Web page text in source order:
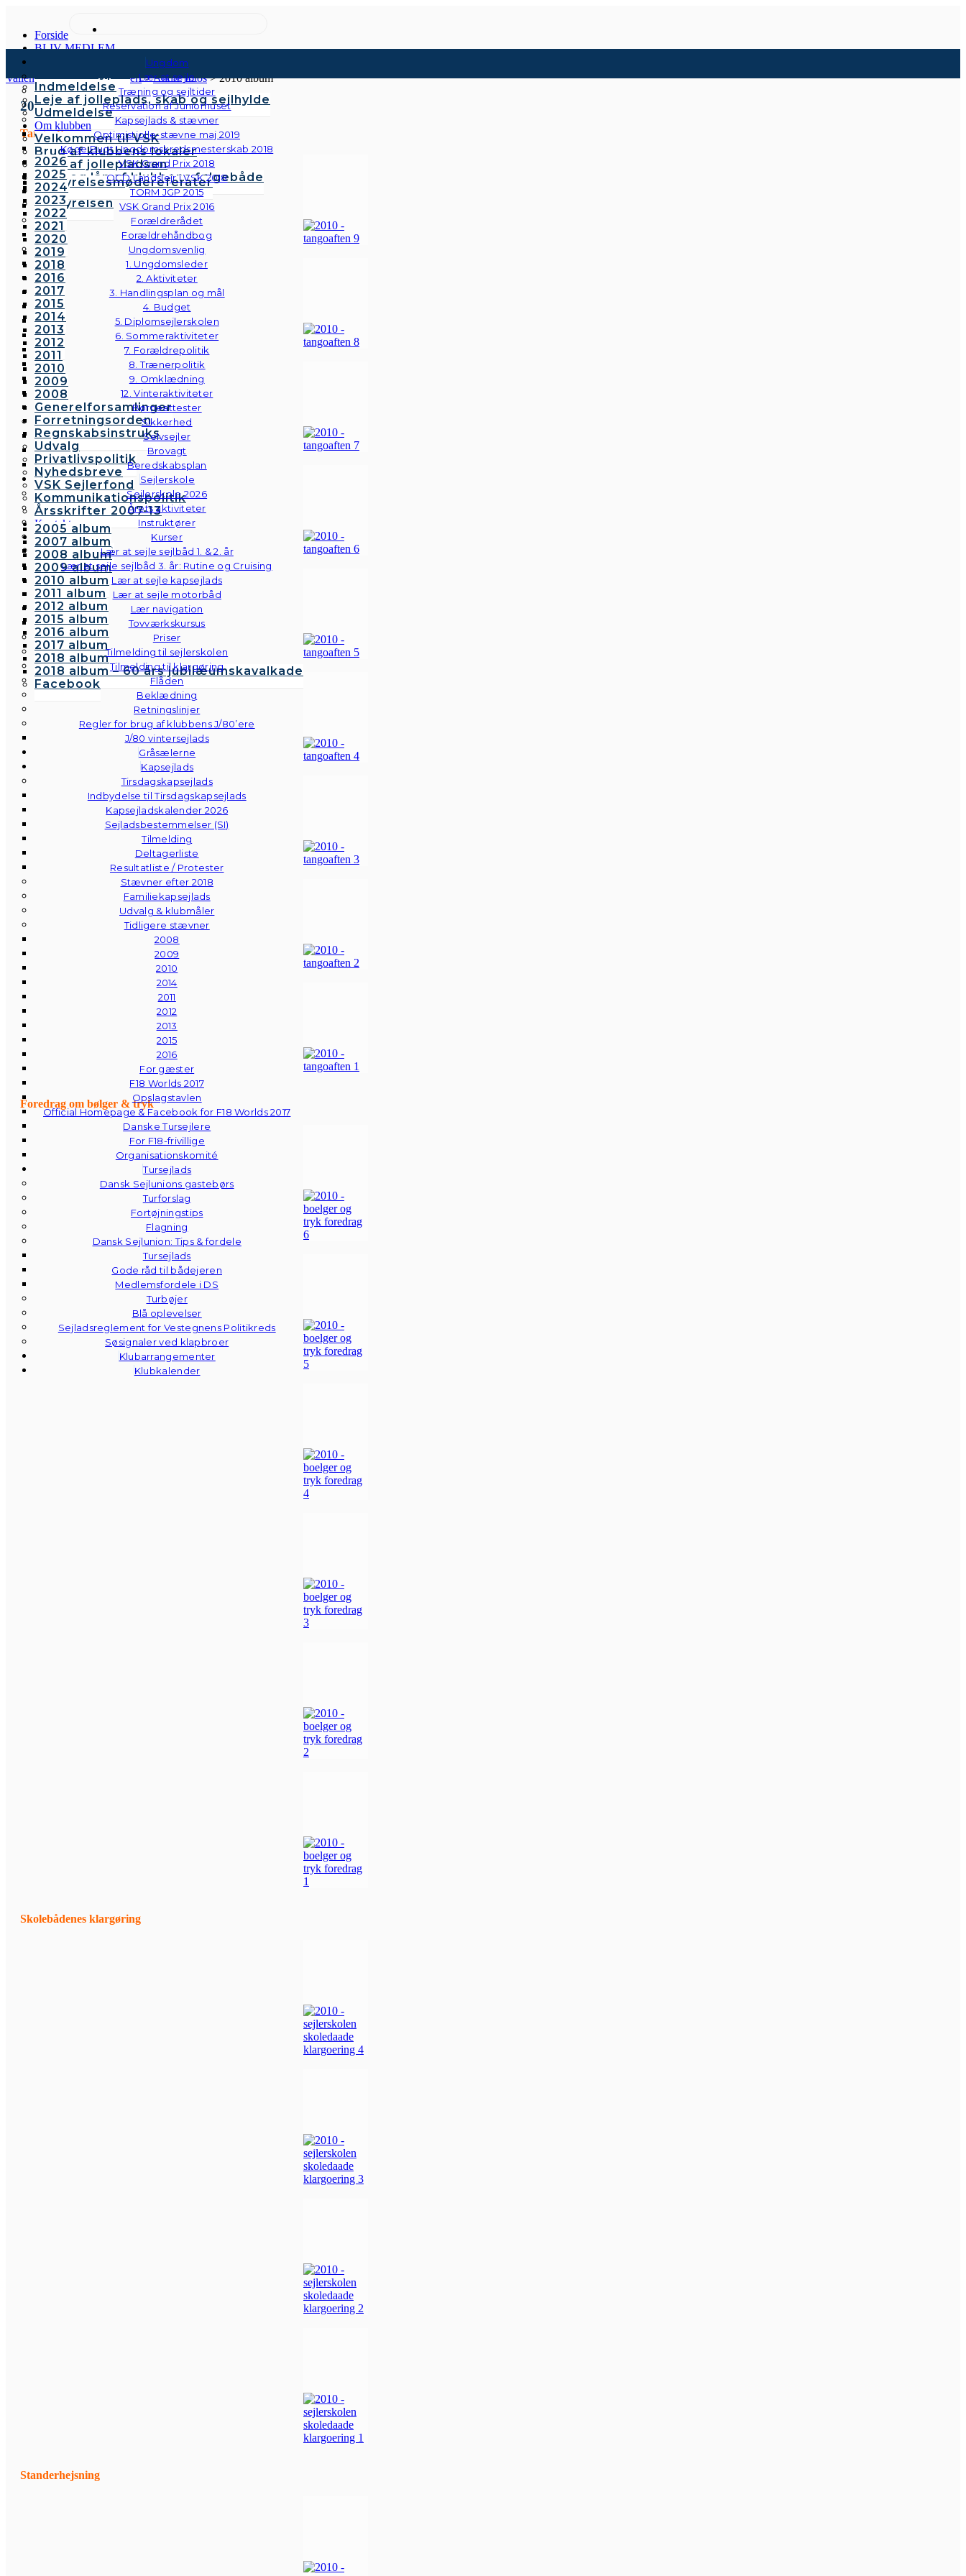
Ungdom
Lær at sejle
Træning og sejltider
Reservation af Juniorhuset
Kapsejlads & stævner
Optimistjolle-stævne maj 2019
Køge Bugt Ungdomskredsmesterskab 2018
VSK Grand Prix 2018
OCD Landslejr i VSK 2018
TORM JGP 2015
VSK Grand Prix 2016
Forældrerådet
Forældrehåndbog
Ungdomsvenlig
1. Ungdomsleder
2. Aktiviteter
3. Handlingsplan og mål
4. Budget
5. Diplomsejlerskolen
6. Sommeraktiviteter
7. Forældrepolitik
8. Trænerpolitik
9. Omklædning
12. Vinteraktiviteter
Børneattester
Sikkerhed
Selvsejler
Brovagt
Beredskabsplan
Sejlerskole
Sejlerskole 2026
Årets aktiviteter
Instruktører
Kurser
Lær at sejle sejlbåd 1. & 2. år
Lær at sejle sejlbåd 3. år: Rutine og Cruising
Lær at sejle kapsejlads
Lær at sejle motorbåd
Lær navigation
Tovværkskursus
Priser
Tilmelding til sejlerskolen
Tilmelding til klargøring
Flåden
Beklædning
Retningslinjer
Regler for brug af klubbens J/80’ere
J/80 vintersejlads
Gråsælerne
Kapsejlads
Tirsdagskapsejlads
Indbydelse til Tirsdagskapsejlads
Kapsejladskalender 2026
Sejladsbestemmelser (SI)
Tilmelding
Deltagerliste
Resultatliste / Protester
Stævner efter 2018
Familiekapsejlads
Udvalg & klubmåler
Tidligere stævner
2008
2009
2010
2014
2011
2012
2013
2015
2016
For gæster
F18 Worlds 2017
Opslagstavlen
Official Homepage & Facebook for F18 Worlds 2017
Danske Tursejlere
For F18-frivillige
Organisationskomité
Tursejlads
Dansk Sejlunions gastebørs
Turforslag
Fortøjningstips
Flagning
Dansk Sejlunion: Tips & fordele
Tursejlads
Gode råd til bådejeren
Medlemsfordele i DS
Turbøjer
Blå oplevelser
Sejladsreglement for Vestegnens Politikreds
Søsignaler ved klapbroer
Klubarrangementer
Klubkalender
Forside
BLIV MEDLEM
Kontingenter & gebyrer
Indmeldelse
Leje af jolleplads, skab og sejlhylde
Udmeldelse
Om klubben
Velkommen til VSK
Brug af klubbens lokaler
Brug af jollepladsen
Brug og lån af klubbens følgebåde
Vedtægter
Bestyrelsen
Bestyrelsesmødereferater
2026
2025
2024
2023
2022
2021
2020
2019
2018
2016
2017
2015
2014
2013
2012
2011
2010
2009
2008
Generelforsamlinger
Forretningsorden
Regnskabsinstruks
Udvalg
Privatlivspolitik
Nyhedsbreve
VSK Sejlerfond
Kommunikationspolitik
Årsskrifter 2007-13
Kontakt
Galleri
Andre fotos
2005 album
2007 album
2008 album
2009 album
2010 album
2011 album
2012 album
2015 album
2016 album
2017 album
2018 album
2018 album – 60 års jubilæumskavalkade
Facebook
Vallensbæk Sejlklub>Galleri>Andre fotos>2010 album
2010
Tangoaften
Foredrag om bølger & tryk
Skolebådenes klargøring
Standerhejsning